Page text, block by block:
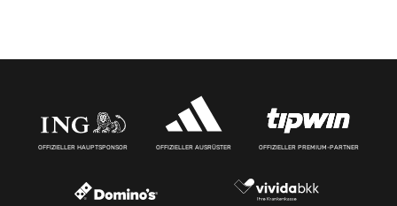
OFFIZIELLER HAUPTSPONSOR OFFIZIELLER AUSRÜSTER OFFIZIELLER PREMIUM-PARTNER